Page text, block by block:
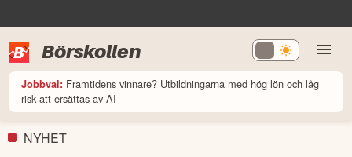
Börskollen
Jobbval: Framtidens vinnare? Utbildningarna med hög lön och låg
risk att ersättas av AI
NYHET